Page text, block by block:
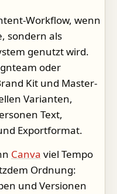
Workflow, wenn
sondern als
genutzt wird.
oder
Kit und Master-
Varianten,
Text,
Exportformat.
Canva viel Tempo
Ordnung:
und Versionen